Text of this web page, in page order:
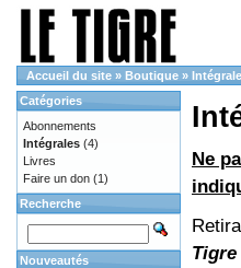
Accueil du site » Boutique »
Ne
Tigre
Catégories
Abonnements
Intégrales (4)
Livres
Faire un don (1)
Recherche
Nouveautés